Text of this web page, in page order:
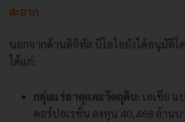
สะอาด
นอกจากด้านดิจิทัล บีโอไอยังได้อนุมัติโ
ได้แก่:
กลุ่มแร่ธาตุและวัตถุดิบ: เอเชีย
คอร์ปอเรชั่น ลงทุน 40,468 ล้าน